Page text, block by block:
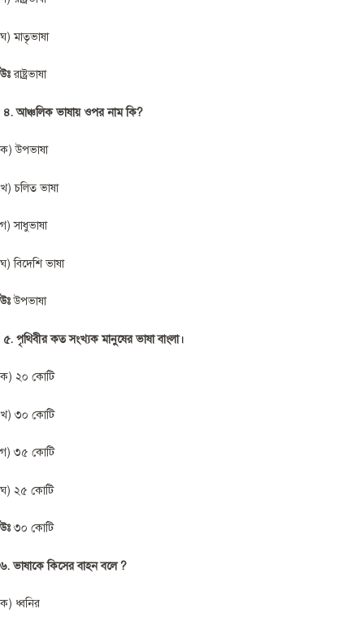
ঘ) মাতৃভাষা
উঃরাষ্ট্রভাষা
৪.আঞ্চলিক ভাষায় ওপর নাম কি?
ক) উপভাষা
খ) চলিত ভাষা
গ) সাধুভাষা
ঘ) বিদেশি ভাষা
উঃউপভাষা
৫. পৃথিবীর কত সংখ্যক মানুষের ভাষা বাংলা।
ক) ২০ কোটি
খ) ৩০ কোটি
গ) ৩৫ কোটি
ঘ) ২৫ কোটি
উঃ ৩০ কোটি
৬. ভাষাকে কিসের বাহন বলে ?
ক) ধ্বনির